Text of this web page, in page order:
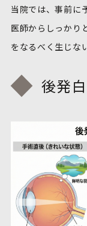
当院では、事前に
医師からしっかり
をなるべく生じな
後発